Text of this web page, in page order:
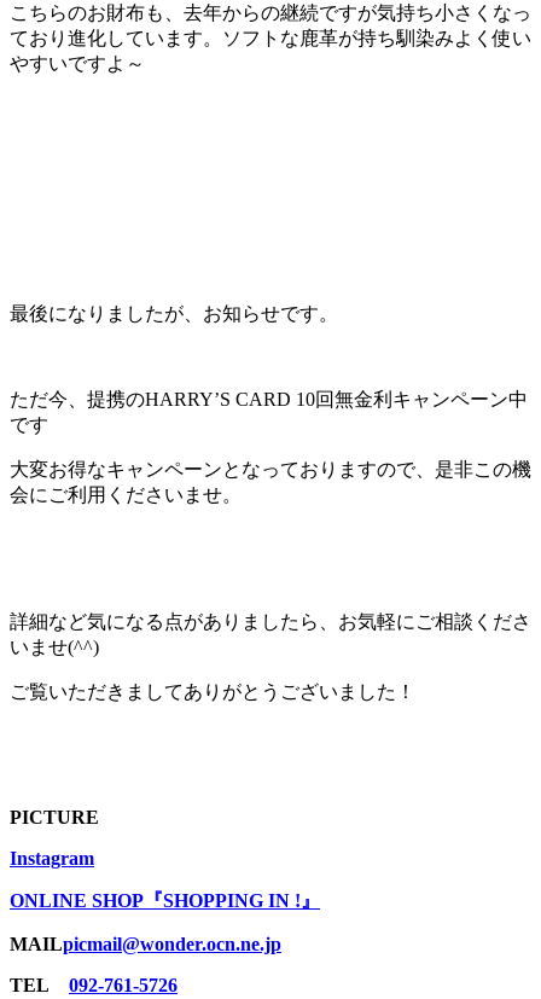
こちらのお財布も、去年からの継続ですが気持ち小さくなっ
ており進化しています。ソフトな鹿革が持ち馴染みよく使い
やすいですよ～
最後になりましたが、お知らせです。
ただ今、提携のHARRY’S CARD 10回無金利キャンペーン中
です
大変お得なキャンペーンとなっておりますので、是非この機
会にご利用くださいませ。
詳細など気になる点がありましたら、お気軽にご相談くださ
いませ(^^)
ご覧いただきましてありがとうございました！
PICTURE
Instagram
ONLINE SHOP『SHOPPING IN !』
MAILpicmail@wonder.ocn.ne.jp
TEL
092-761-5726